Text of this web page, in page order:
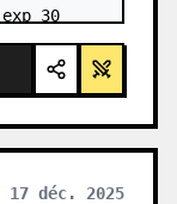
30
17 déc. 2025